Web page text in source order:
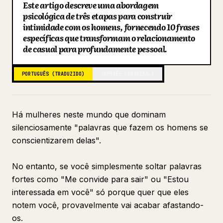
Blogue
Atualizações
Este artigo descreve uma abordagem
psicológica de três etapas para construir
intimidade com os homens, fornecendo 10 frases
específicas que transformam o relacionamento
de casual para profundamente pessoal.
PORTUGUÊS (TRADUZIDO)
Há mulheres neste mundo que dominam
silenciosamente "palavras que fazem os homens se
conscientizarem delas".
No entanto, se você simplesmente soltar palavras
fortes como "Me convide para sair" ou "Estou
interessada em você" só porque quer que eles
notem você, provavelmente vai acabar afastando-
os.